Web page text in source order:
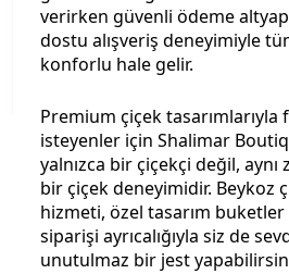
verirken güvenli ödeme
dostu alışveriş deneyimiyle
konforlu hale gelir.
Premium çiçek
isteyenler için Shalimar
yalnızca bir çiçekçi değil,
bir çiçek deneyimidir. Beykoz
hizmeti, özel tasarım
siparişi ayrıcalığıyla siz de
unutulmaz bir jest